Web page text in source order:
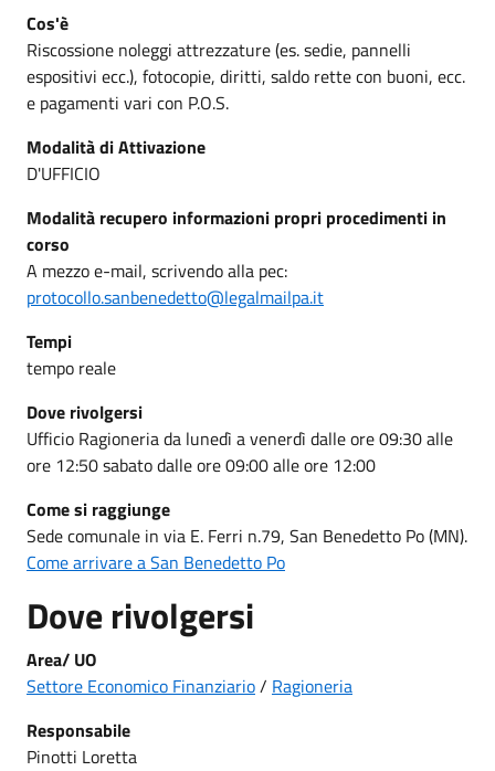
Cos'è
Riscossione noleggi attrezzature (es. sedie, pannelli
espositivi ecc.), fotocopie, diritti, saldo rette con buoni, ecc.
e pagamenti vari con P.O.S.
Modalità di Attivazione
D'UFFICIO
Modalità recupero informazioni propri procedimenti in
corso
A mezzo e-mail, scrivendo alla pec:
protocollo.sanbenedetto@legalmailpa.it
Tempi
tempo reale
Dove rivolgersi
Ufficio Ragioneria da lunedì a venerdì dalle ore 09:30 alle
ore 12:50 sabato dalle ore 09:00 alle ore 12:00
Come si raggiunge
Sede comunale in via E. Ferri n.79, San Benedetto Po (MN).
Come arrivare a San Benedetto Po
Dove rivolgersi
Area/ UO
Settore Economico Finanziario/ Ragioneria
Responsabile
Pinotti Loretta